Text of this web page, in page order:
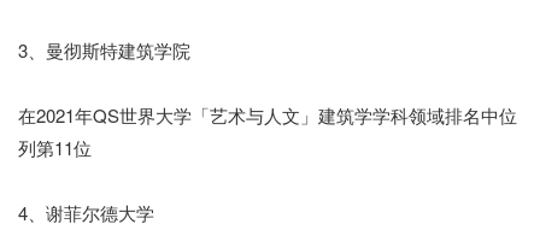
3、曼彻斯特建筑学院
在2021年QS世界大学「艺术与人文」建筑学学科领域排名中位
列第11位
4、谢菲尔德大学